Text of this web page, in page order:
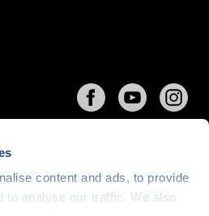
content and ads, to provide
to analyse our traffic. We also
v tísni o.p.s., web běží